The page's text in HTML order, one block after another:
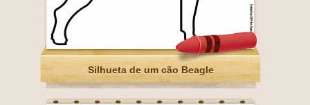
Silhueta de um cão Beagle